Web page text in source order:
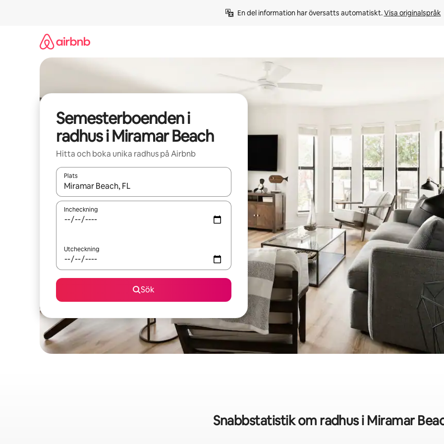
En del information har översatts automatiskt. Visa originalspråk
Semesterboenden i
radhus i Miramar Beach
Hitta och boka unika radhus på Airbnb
Plats
När resultaten är tillgängliga kan du navigera med upp- och nedåtpilarna eller utforska genom att trycka eller svepa.
Incheckning
Utcheckning
Sök
Snabbstatistik om radhus i Miramar